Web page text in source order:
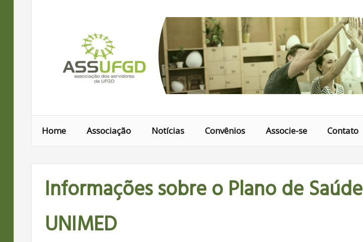
Home Associação Notícias Convênios Associe-se Contato
Informações sobre o Plano de Saúde
UNIMED